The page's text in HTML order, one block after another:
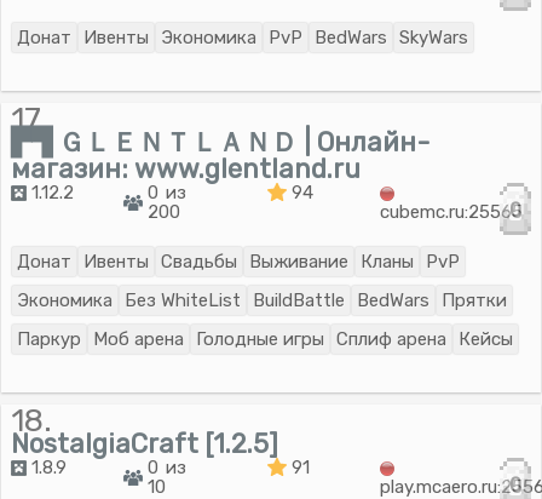
Донат Ивенты Экономика PvP BedWars SkyWars
17.
▛▜ ＧＬＥＮＴＬＡＮＤ | Онлайн-
магазин: www.glentland.ru
1.12.2
0 из
200
94
cubemc.ru:25565
0
Донат Ивенты Свадьбы Выживание Кланы
PvP
Экономика
Без WhiteList BuildBattle BedWars
Прятки
Паркур
Моб арена Голодные игры Сплиф арена Кейсы
18.
NostalgiaCraft [1.2.5]
1.8.9
0 из
10
91
0